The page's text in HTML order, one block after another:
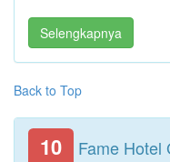
Selengkapnya
Back to Top
10 Fame